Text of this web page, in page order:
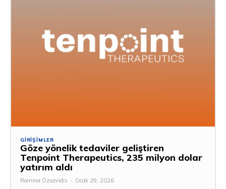
GIRIŞIMLER
Göze yönelik tedaviler geliştiren
Tenpoint Therapeutics, 235 milyon dolar
yatırım aldı
Romina Özsavidis - Ocak 29, 2026